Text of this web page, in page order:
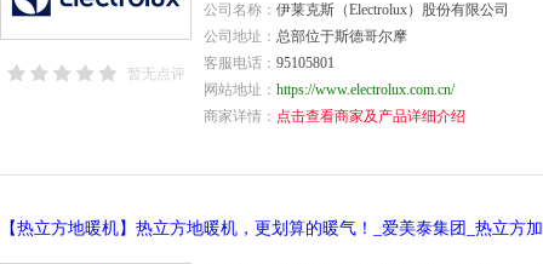
暂无点评
公司名称：伊莱克斯（Electrolux）股份有限公司
公司地址：总部位于斯德哥尔摩
客服电话：95105801
网站地址：https://www.electrolux.com.cn/
商家详情： 点击查看商家及产品详细介绍